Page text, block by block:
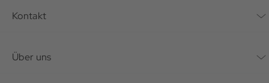
Kontakt
Über uns